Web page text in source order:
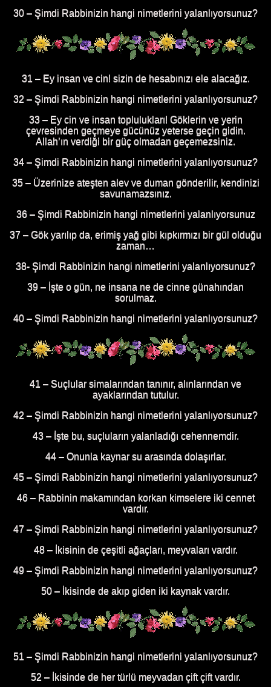
30 – Şimdi Rabbinizin hangi nimetlerini yalanlıyorsunuz?
31 – Ey insan ve cin! sizin de hesabınızı ele alacağız.
32 – Şimdi Rabbinizin hangi nimetlerini yalanlıyorsunuz?
33 – Ey cin ve insan toplulukları! Göklerin ve yerin
çevresinden geçmeye gücünüz yeterse geçin gidin.
Allah’ın verdiği bir güç olmadan geçemezsiniz.
34 – Şimdi Rabbinizin hangi nimetlerini yalanlıyorsunuz?
35 – Üzerinize ateşten alev ve duman gönderilir, kendinizi
savunamazsınız.
36 – Şimdi Rabbinizin hangi nimetlerini yalanlıyorsunuz
37 – Gök yarılıp da, erimiş yağ gibi kıpkırmızı bir gül olduğu
zaman…
38- Şimdi Rabbinizin hangi nimetlerini yalanlıyorsunuz?
39 – İşte o gün, ne insana ne de cinne günahından
sorulmaz.
40 – Şimdi Rabbinizin hangi nimetlerini yalanlıyorsunuz?
41 – Suçlular simalarından tanınır, alınlarından ve
ayaklarından tutulur.
42 – Şimdi Rabbinizin hangi nimetlerini yalanlıyorsunuz?
43 – İşte bu, suçluların yalanladığı cehennemdir.
44 – Onunla kaynar su arasında dolaşırlar.
45 – Şimdi Rabbinizin hangi nimetlerini yalanlıyorsunuz?
46 – Rabbinin makamından korkan kimselere iki cennet
vardır.
47 – Şimdi Rabbinizin hangi nimetlerini yalanlıyorsunuz?
48 – İkisinin de çeşitli ağaçları, meyvaları vardır.
49 – Şimdi Rabbinizin hangi nimetlerini yalanlıyorsunuz?
50 – İkisinde de akıp giden iki kaynak vardır.
51 – Şimdi Rabbinizin hangi nimetlerini yalanlıyorsunuz?
52 – İkisinde de her türlü meyvadan çift çift vardır.